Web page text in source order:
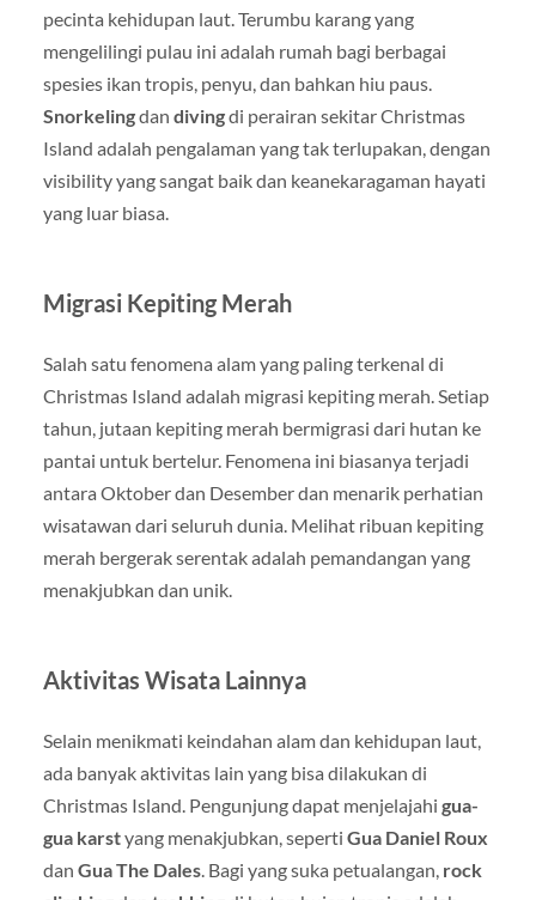
pecinta kehidupan laut. Terumbu karang yang
mengelilingi pulau ini adalah rumah bagi berbagai
spesies ikan tropis, penyu, dan bahkan hiu paus.
Snorkelingdan divingdi perairan sekitar Christmas
Island adalah pengalaman yang tak terlupakan, dengan
visibility yang sangat baik dan keanekaragaman hayati
yang luar biasa.
Migrasi Kepiting Merah
Salah satu fenomena alam yang paling terkenal di
Christmas Island adalah migrasi kepiting merah. Setiap
tahun, jutaan kepiting merah bermigrasi dari hutan ke
pantai untuk bertelur. Fenomena ini biasanya terjadi
antara Oktober dan Desember dan menarik perhatian
wisatawan dari seluruh dunia. Melihat ribuan kepiting
merah bergerak serentak adalah pemandangan yang
menakjubkan dan unik.
Aktivitas Wisata Lainnya
Selain menikmati keindahan alam dan kehidupan laut,
ada banyak aktivitas lain yang bisa dilakukan di
Christmas Island. Pengunjung dapat menjelajahi gua-
gua karstyang menakjubkan, seperti Gua Daniel Roux
dan Gua The Dales. Bagi yang suka petualangan, rock